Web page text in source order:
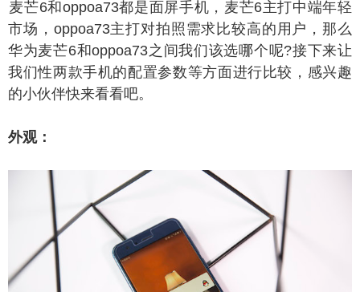
6和oppoa73都是面屏手机，麦芒6主打中端年轻
市场，oppoa73主打对拍照需求比较高的用户，那么
华为麦芒6和oppoa73之间我们该选哪个呢?接下来让
我们性两款手机的配置参数等方面进行比较，感兴趣
的小伙伴快来看看吧。
：